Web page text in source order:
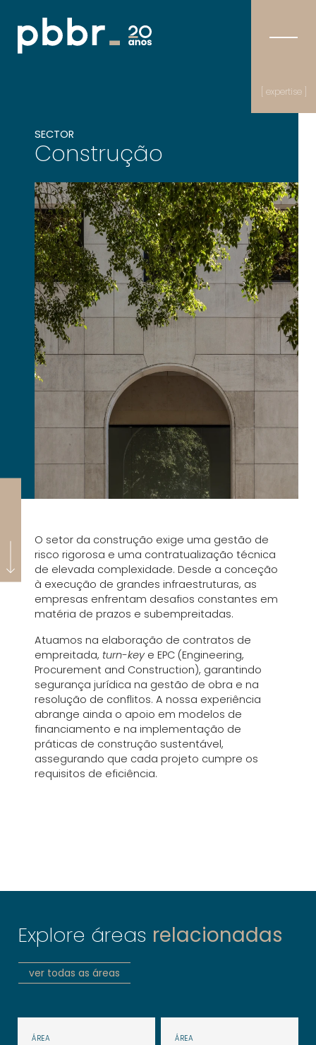
[ expertise ]
SECTOR
Construção
O setor da construção exige uma gestão de
risco rigorosa e uma contratualização técnica
de elevada complexidade. Desde a conceção
à execução de grandes infraestruturas, as
empresas enfrentam desafios constantes em
matéria de prazos e subempreitadas.
Atuamos na elaboração de contratos de
empreitada, turn-keye EPC (Engineering,
Procurement and Construction), garantindo
segurança jurídica na gestão de obra e na
resolução de conflitos. A nossa experiência
abrange ainda o apoio em modelos de
financiamento e na implementação de
práticas de construção sustentável,
assegurando que cada projeto cumpre os
requisitos de eficiência.
Explore áreas relacionadas
ver todas as áreas
ÁREA ÁREA